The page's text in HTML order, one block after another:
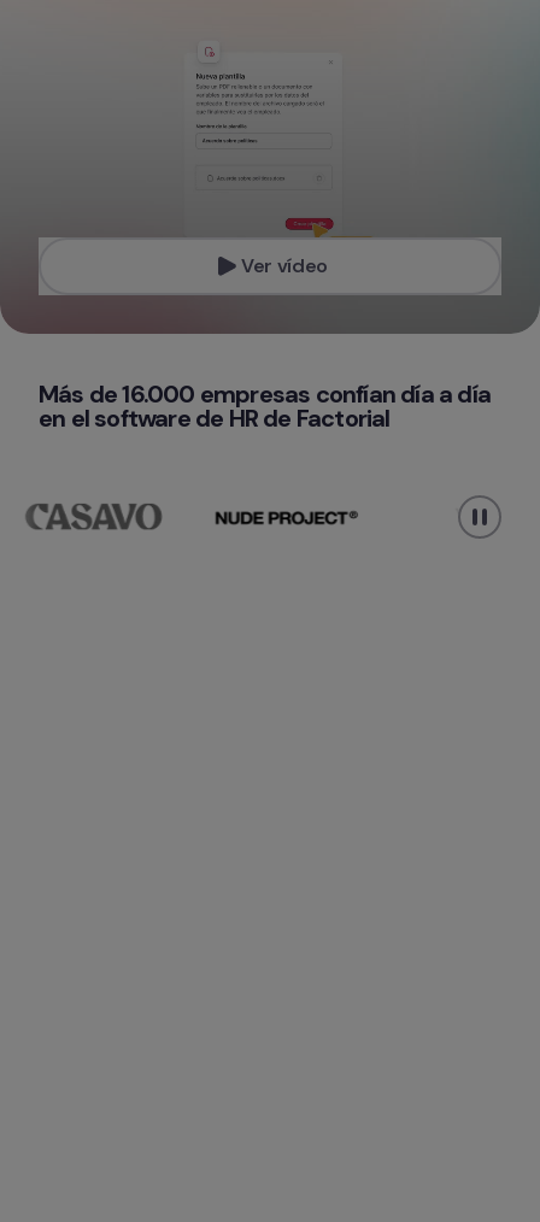
Ver vídeo
Más de 16.000 empresas confían día a día
en el software de HR de Factorial